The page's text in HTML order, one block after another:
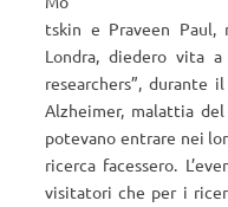
tskin e Praveen Paul,
Londra, diedero vita
researchers”, durante
Alzheimer, malattia
potevano entrare nei
ricerca facessero.
visitatori che per i